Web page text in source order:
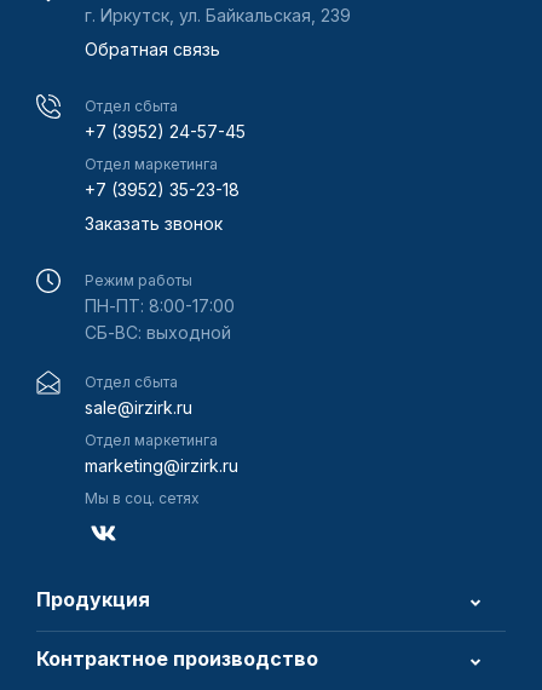
г. Иркутск, ул. Байкальская, 239
Обратная связь
Отдел сбыта
+7 (3952) 24-57-45
Отдел маркетинга
+7 (3952) 35-23-18
Заказать звонок
Режим работы
ПН-ПТ: 8:00-17:00
СБ-ВС: выходной
Отдел сбыта
sale@irzirk.ru
Отдел маркетинга
marketing@irzirk.ru
Мы в соц. сетях
Продукция
Контрактное производство